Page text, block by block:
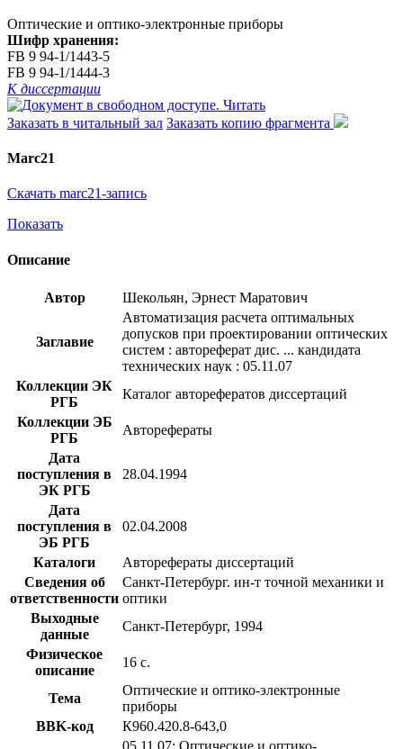
Оптические и оптико-электронные приборы
Шифр хранения:
FB 9 94-1/1443-5
FB 9 94-1/1444-3
К диссертации
Читать
Заказать в читальный зал Заказать копию фрагмента
Marc21
Скачать marc21-запись
Показать
Описание
Автор Шекольян, Эрнест Маратович
Заглавие
Автоматизация расчета оптимальных
допусков при проектировании оптических
систем : автореферат дис. ... кандидата
технических наук : 05.11.07
Коллекции ЭК
РГБ
Каталог авторефератов диссертаций
Коллекции ЭБ
РГБ
Авторефераты
Дата
поступления в
ЭК РГБ
28.04.1994
Дата
поступления в
ЭБ РГБ
02.04.2008
Каталоги
Авторефераты диссертаций
Сведения об
ответственности
Санкт-Петербург. ин-т точной механики и
оптики
Выходные
данные
Санкт-Петербург, 1994
Физическое
описание
16 с.
Тема
Оптические и оптико-электронные
приборы
BBK-код
К960.420.8-643,0
05.11.07: Оптические и оптико-